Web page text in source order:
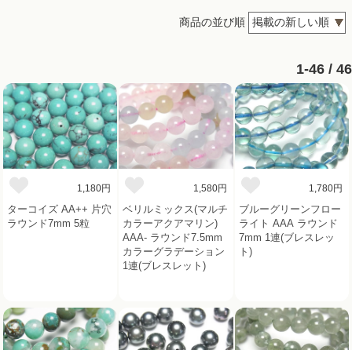
商品の並び順
1-46 / 46
1,180円
ターコイズ AA++ 片穴
ラウンド7mm 5粒
1,580円
ベリルミックス(マルチ
カラーアクアマリン)
AAA- ラウンド7.5mm
カラーグラデーション
1連(ブレスレット)
1,780円
ブルーグリーンフロー
ライト AAA ラウンド
7mm 1連(ブレスレッ
ト)